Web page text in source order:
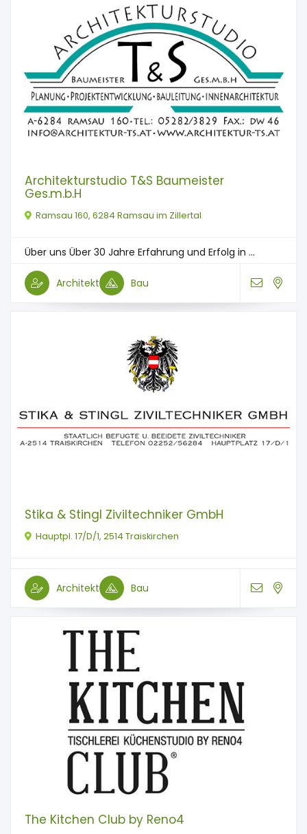
Architekturstudio T&S Baumeister
Ges.m.b.H
Ramsau 160, 6284 Ramsau im Zillertal
Über uns Über 30 Jahre Erfahrung und Erfolg in ...
Architekt Bau
Stika & Stingl Ziviltechniker GmbH
Hauptpl. 17/D/1, 2514 Traiskirchen
Architekt Bau
The Kitchen Club by Reno4